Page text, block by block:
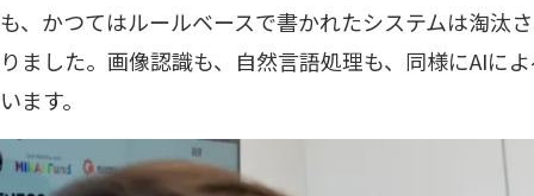
も、かつてはルールベースで書かれたシステムは淘汰
りました。画像認識も、自然言語処理も、同様にAIに
います。